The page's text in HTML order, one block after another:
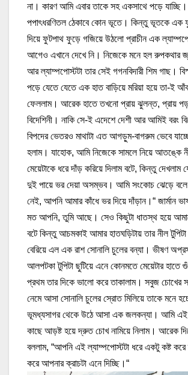
না। কারণ আমি এবার তাকে সহ একসাথে পড়ে
পপাৎধরণিতল ঠেকাবে কোন ভূতে। কিন্তু ভূতকে এক
দিয়ে ফুটপাথ ফুড়ে গজিয়ে উঠলো প্রাচীন এক
আগেও এখানে দেখে নি। নিজেকে মনে হল রুপকথার
আর ল্যাম্পপোস্টটা তার সেই গগনবিদারী শিম গাছ।
পড়ে যেতে যেতে এক হাত বাড়িয়ে মরিয়া হয়ে তা-ই
ফেললাম। আরেক হাতে তখনো প্রায় ঝুলন্ত, প্রায়
বিদেশিনী। নাকি সে-ই এদেশে দেশী আর আমিই বরং
বিপদের ভেতরও মাথাটা এত আগড়ুম-বাগরুম ভেবে
হলাম। যাহোক, আমি নিজেকে সামলে নিয়ে আতঙ্কে
মেয়েটাকে ধরে দাঁড় করিয়ে দিলাম বটে, কিন্তু দেখলাম
দুই পায়ে ভর দেয়া অসম্ভব। আমি সংকোচ ঝেড়ে বলে
নেই, আপনি আমার কাঁধে ভর দিয়ে দাঁড়ান।“ জার্মান
মত আপনি, তুমি আছে। সেও কিছুটা ধাতস্থ হয়ে
বটে কিন্তু আচমকাই আমার হাতঘড়িটায় তার নীল
বেরিয়ে এল এক রাশ সোনালি চুলের বন্যা। ভীষণ
আলপটকা টুপিটা ছুটিয়ে এনে কোনমতে মেয়েটার হাতে
প্রথম তার দিকে ভালো করে তাকালাম। সবুজ চোখের
নেমে আসা সোনালি চুলের স্রোত মিলিয়ে তাকে মনে
ভূমধ্যসাগর থেকে উঠে আসা এক জলকন্যা। আমি এই
কাছে আড়ষ্ট হয়ে দ্রুত চোখ নামিয়ে নিলাম। আরেক
বললাম, “আপনি এই ল্যাম্পপোস্টটা ধরে একটু কষ্ট
করে আপনার ক্রাচটা এনে দিচ্ছি।“